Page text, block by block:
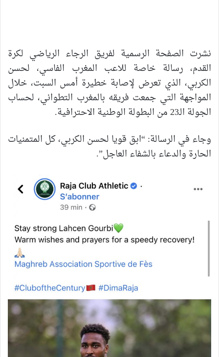
نشرت الصفحة الرسمية لفريق الرجاء الرياضي لكرة
القدم، رسالة خاصة للاعب المغرب الفاسي، لحسن
الكربي، الذي تعرض لإصابة خطيرة أمس السبت، خلال
المواجهة التي جمعت فريقه بالمغرب التطواني، لحساب
الجولة الـ23 من البطولة الوطنية الاحترافية.
وجاء في الرسالة: “ابق قويا لحسن الكربي، كل المتمنيات
الحارة والدعاء بالشفاء العاجل”.